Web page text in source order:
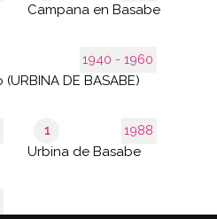
Campana en Basabe
1940 - 1960
Iglesia de San Pedro (URBINA DE BASABE)
1988
1
Urbina de Basabe